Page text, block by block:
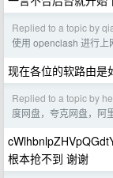
Replied to a topic by
使用 openclash 进行上
现在各位的软路由是
Replied to a topic by
度网盘，夸克网盘，阿
根本抢不到 谢谢